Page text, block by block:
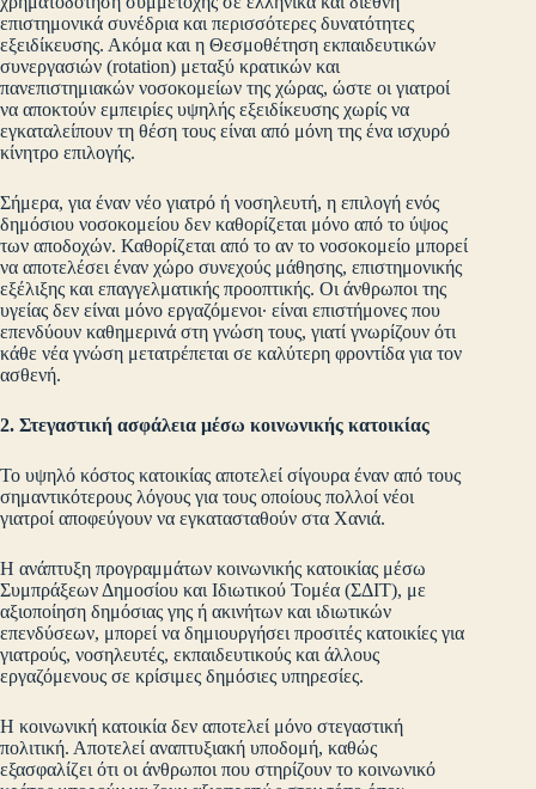
επιστημονικά συνέδρια και περισσότερες δυνατότητες
εξειδίκευσης. Ακόμα και η Θεσμοθέτηση εκπαιδευτικών
συνεργασιών (rotation) μεταξύ κρατικών και
πανεπιστημιακών νοσοκομείων της χώρας, ώστε οι γιατροί
να αποκτούν εμπειρίες υψηλής εξειδίκευσης χωρίς να
εγκαταλείπουν τη θέση τους είναι από μόνη της ένα ισχυρό
κίνητρο επιλογής.
Σήμερα, για έναν νέο γιατρό ή νοσηλευτή, η επιλογή ενός
δημόσιου νοσοκομείου δεν καθορίζεται μόνο από το ύψος
των αποδοχών. Καθορίζεται από το αν το νοσοκομείο μπορεί
να αποτελέσει έναν χώρο συνεχούς μάθησης, επιστημονικής
εξέλιξης και επαγγελματικής προοπτικής. Οι άνθρωποι της
υγείας δεν είναι μόνο εργαζόμενοι· είναι επιστήμονες που
επενδύουν καθημερινά στη γνώση τους, γιατί γνωρίζουν ότι
κάθε νέα γνώση μετατρέπεται σε καλύτερη φροντίδα για τον
ασθενή.
2. Στεγαστική ασφάλεια μέσω κοινωνικής κατοικίας
Το υψηλό κόστος κατοικίας αποτελεί σίγουρα έναν από τους
σημαντικότερους λόγους για τους οποίους πολλοί νέοι
γιατροί αποφεύγουν να εγκατασταθούν στα Χανιά.
Η ανάπτυξη προγραμμάτων κοινωνικής κατοικίας μέσω
Συμπράξεων Δημοσίου και Ιδιωτικού Τομέα (ΣΔΙΤ), με
αξιοποίηση δημόσιας γης ή ακινήτων και ιδιωτικών
επενδύσεων, μπορεί να δημιουργήσει προσιτές κατοικίες για
γιατρούς, νοσηλευτές, εκπαιδευτικούς και άλλους
εργαζόμενους σε κρίσιμες δημόσιες υπηρεσίες.
Η κοινωνική κατοικία δεν αποτελεί μόνο στεγαστική
πολιτική. Αποτελεί αναπτυξιακή υποδομή, καθώς
εξασφαλίζει ότι οι άνθρωποι που στηρίζουν το κοινωνικό